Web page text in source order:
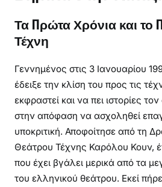
Τα Πρώτα Χρόνια και το
Τέχνη
Γεννημένος στις 3 Ιανουαρίου
έδειξε την κλίση του προς τις
εκφραστεί και να πει ιστορίες
στην απόφαση να ασχοληθεί
υποκριτική. Αποφοίτησε από τη
Θεάτρου Τέχνης Καρόλου Κουν,
που έχει βγάλει μερικά από τα
του ελληνικού θεάτρου. Εκεί